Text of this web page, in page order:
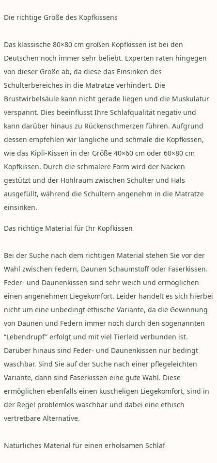
Die richtige Größe des Kopfkissens
Das klassische 80×80 cm großen Kopfkissen ist bei den
Deutschen noch immer sehr beliebt. Experten raten hingegen
von dieser Größe ab, da diese das Einsinken des
Schulterbereiches in die Matratze verhindert. Die
Brustwirbelsäule kann nicht gerade liegen und die Muskulatur
verspannt. Dies beeinflusst Ihre Schlafqualität negativ und
kann darüber hinaus zu Rückenschmerzen führen. Aufgrund
dessen empfehlen wir längliche und schmale die Kopfkissen,
wie das Kipli-Kissen in der Größe 40×60 cm oder 60×80 cm
Kopfkissen. Durch die schmalere Form wird der Nacken
gestützt und der Hohlraum zwischen Schulter und Hals
ausgefüllt, während die Schultern angenehm in die Matratze
einsinken.
Das richtige Material für Ihr Kopfkissen
Bei der Suche nach dem richtigen Material stehen Sie vor der
Wahl zwischen Federn, Daunen Schaumstoff oder Faserkissen.
Feder- und Daunenkissen sind sehr weich und ermöglichen
einen angenehmen Liegekomfort. Leider handelt es sich hierbei
nicht um eine unbedingt ethische Variante, da die Gewinnung
von Daunen und Federn immer noch durch den sogenannten
“Lebendrupf” erfolgt und mit viel Tierleid verbunden ist.
Darüber hinaus sind Feder- und Daunenkissen nur bedingt
waschbar. Sind Sie auf der Suche nach einer pflegeleichten
Variante, dann sind Faserkissen eine gute Wahl. Diese
ermöglichen ebenfalls einen kuscheligen Liegekomfort, sind in
der Regel problemlos waschbar und dabei eine ethisch
vertretbare Alternative.
Natürliches Material für einen erholsamen Schlaf